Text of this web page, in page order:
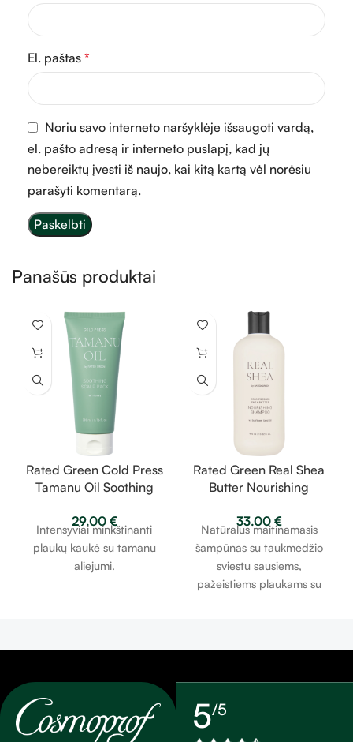
El. paštas *
Noriu savo interneto naršyklėje išsaugoti vardą,
el. pašto adresą ir interneto puslapį, kad jų
nebereiktų įvesti iš naujo, kai kitą kartą vėl norėsiu
parašyti komentarą.
Panašūs produktai
Rated Green Cold Press
Tamanu Oil Soothing
odą plaukų kaukė su
tamanu aliejumi 200ml
29.00 €
Intensyviai minkštinanti
plaukų kaukė su tamanu
aliejumi.
Rated Green Real Shea
Butter Nourishing
sviesto maitinamasis
šampūnas 400ml
33.00 €
Natūralus maitinamasis
šampūnas su taukmedžio
sviestu sausiems,
pažeistiems plaukams su
5/5